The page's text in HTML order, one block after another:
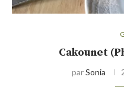
Cakounet
parSonia